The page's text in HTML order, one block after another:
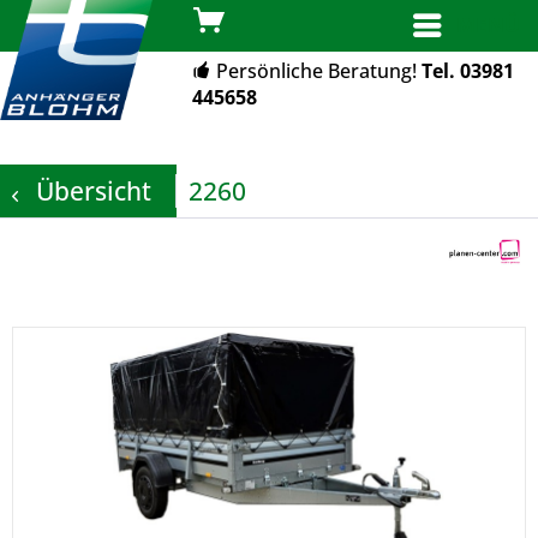
Persönliche Beratung!Tel. 03981
445658
Übersicht 2260